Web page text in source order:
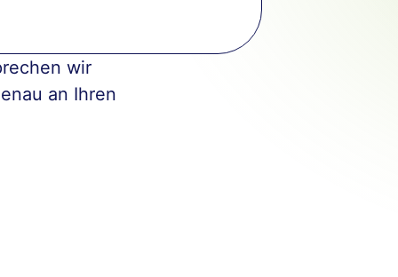
wir
an Ihren